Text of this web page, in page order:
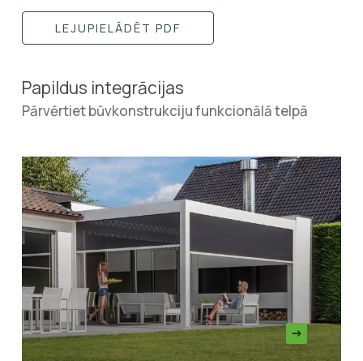
LEJUPIELĀDĒT PDF
Papildus integrācijas
Pārvērtiet būvkonstrukciju funkcionālā telpā